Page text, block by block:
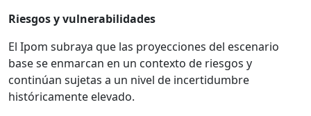
Riesgos y vulnerabilidades
El Ipom subraya que las proyecciones del escenario
base se enmarcan en un contexto de riesgos y
continúan sujetas a un nivel de incertidumbre
históricamente elevado.